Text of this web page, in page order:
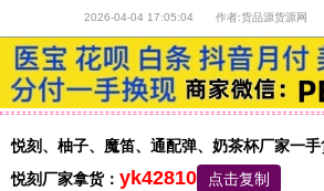
2026-04-04 17:05:04 作者:货品源货源网
悦刻、柚子、魔笛、通配弹、奶茶杯厂家一
悦刻厂家拿货： yk42810
点击复制